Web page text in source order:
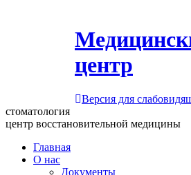
центр
Версия для
стоматология
центр восстановительной медицины
Главная
О нас
Документы